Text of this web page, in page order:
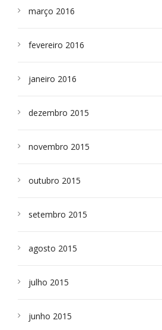
março 2016
fevereiro 2016
janeiro 2016
dezembro 2015
novembro 2015
outubro 2015
setembro 2015
agosto 2015
julho 2015
junho 2015